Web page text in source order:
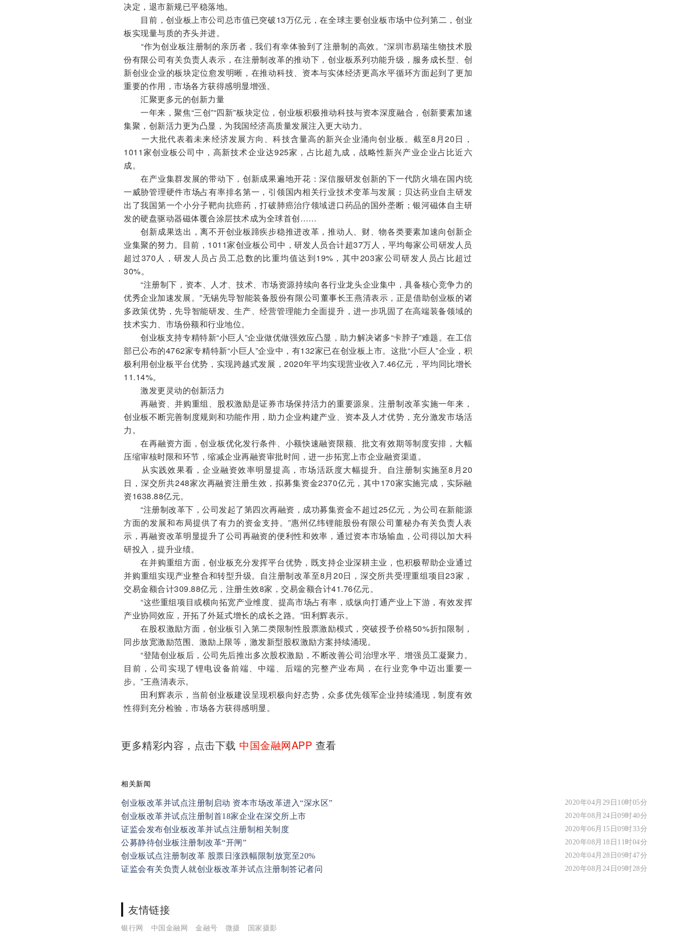
决定，退市新规已平稳落地。
目前，创业板上市公司总市值已突破13万亿元，在全球主要创业板市场中位列第二，创业
板实现量与质的齐头并进。
“作为创业板注册制的亲历者，我们有幸体验到了注册制的高效。”深圳市易瑞生物技术股
份有限公司有关负责人表示，在注册制改革的推动下，创业板系列功能升级，服务成长型、创
新创业企业的板块定位愈发明晰，在推动科技、资本与实体经济更高水平循环方面起到了更加
重要的作用，市场各方获得感明显增强。
汇聚更多元的创新力量
一年来，聚焦“三创”“四新”板块定位，创业板积极推动科技与资本深度融合，创新要素加速
集聚，创新活力更为凸显，为我国经济高质量发展注入更大动力。
一大批代表着未来经济发展方向、科技含量高的新兴企业涌向创业板。截至8月20日，
1011家创业板公司中，高新技术企业达925家，占比超九成，战略性新兴产业企业占比近六
成。
在产业集群发展的带动下，创新成果遍地开花：深信服研发创新的下一代防火墙在国内统
一威胁管理硬件市场占有率排名第一，引领国内相关行业技术变革与发展；贝达药业自主研发
出了我国第一个小分子靶向抗癌药，打破肺癌治疗领域进口药品的国外垄断；银河磁体自主研
发的硬盘驱动器磁体覆合涂层技术成为全球首创……
创新成果迭出，离不开创业板蹄疾步稳推进改革，推动人、财、物各类要素加速向创新企
业集聚的努力。目前，1011家创业板公司中，研发人员合计超37万人，平均每家公司研发人员
超过370人，研发人员占员工总数的比重均值达到19%，其中203家公司研发人员占比超过
30%。
“注册制下，资本、人才、技术、市场资源持续向各行业龙头企业集中，具备核心竞争力的
优秀企业加速发展。”无锡先导智能装备股份有限公司董事长王燕清表示，正是借助创业板的诸
多政策优势，先导智能研发、生产、经营管理能力全面提升，进一步巩固了在高端装备领域的
技术实力、市场份额和行业地位。
创业板支持专精特新“小巨人”企业做优做强效应凸显，助力解决诸多“卡脖子”难题。在工信
部已公布的4762家专精特新“小巨人”企业中，有132家已在创业板上市。这批“小巨人”企业，积
极利用创业板平台优势，实现跨越式发展，2020年平均实现营业收入7.46亿元，平均同比增长
11.14%。
激发更灵动的创新活力
再融资、并购重组、股权激励是证券市场保持活力的重要源泉。注册制改革实施一年来，
创业板不断完善制度规则和功能作用，助力企业构建产业、资本及人才优势，充分激发市场活
力。
在再融资方面，创业板优化发行条件、小额快速融资限额、批文有效期等制度安排，大幅
压缩审核时限和环节，缩减企业再融资审批时间，进一步拓宽上市企业融资渠道。
从实践效果看，企业融资效率明显提高，市场活跃度大幅提升。自注册制实施至8月20
日，深交所共248家次再融资注册生效，拟募集资金2370亿元，其中170家实施完成，实际融
资1638.88亿元。
“注册制改革下，公司发起了第四次再融资，成功募集资金不超过25亿元，为公司在新能源
方面的发展和布局提供了有力的资金支持。”惠州亿纬锂能股份有限公司董秘办有关负责人表
示，再融资改革明显提升了公司再融资的便利性和效率，通过资本市场输血，公司得以加大科
研投入，提升业绩。
在并购重组方面，创业板充分发挥平台优势，既支持企业深耕主业，也积极帮助企业通过
并购重组实现产业整合和转型升级。自注册制改革至8月20日，深交所共受理重组项目23家，
交易金额合计309.88亿元，注册生效8家，交易金额合计41.76亿元。
“这些重组项目或横向拓宽产业维度、提高市场占有率，或纵向打通产业上下游，有效发挥
产业协同效应，开拓了外延式增长的成长之路。”田利辉表示。
在股权激励方面，创业板引入第二类限制性股票激励模式，突破授予价格50%折扣限制，
同步放宽激励范围、激励上限等，激发新型股权激励方案持续涌现。
“登陆创业板后，公司先后推出多次股权激励，不断改善公司治理水平、增强员工凝聚力。
目前，公司实现了锂电设备前端、中端、后端的完整产业布局，在行业竞争中迈出重要一
步。”王燕清表示。
田利辉表示，当前创业板建设呈现积极向好态势，众多优先领军企业持续涌现，制度有效
性得到充分检验，市场各方获得感明显。
更多精彩内容，点击下载 中国金融网APP 查看
相关新闻
创业板改革并试点注册制启动 资本市场改革进入“深水区” 2020年04月29日10时05分
创业板改革并试点注册制首18家企业在深交所上市 2020年08月24日09时40分
证监会发布创业板改革并试点注册制相关制度 2020年06月15日09时33分
公募静待创业板注册制改革“开闸” 2020年08月18日11时04分
创业板试点注册制改革 股票日涨跌幅限制放宽至20% 2020年04月28日09时47分
证监会有关负责人就创业板改革并试点注册制答记者问 2020年08月24日09时28分
友情链接
银行网 中国金融网 金融号 微摄 国家摄影